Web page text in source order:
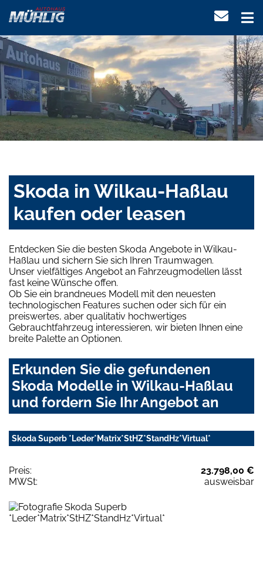
Skoda in Wilkau-Haßlau
kaufen oder leasen
Entdecken Sie die besten Skoda Angebote in Wilkau-
Haßlau und sichern Sie sich Ihren Traumwagen.
Unser vielfältiges Angebot an Fahrzeugmodellen lässt
fast keine Wünsche offen.
Ob Sie ein brandneues Modell mit den neuesten
technologischen Features suchen oder sich für ein
preiswertes, aber qualitativ hochwertiges
Gebrauchtfahrzeug interessieren, wir bieten Ihnen eine
breite Palette an Optionen.
Erkunden Sie die gefundenen
Skoda Modelle in Wilkau-Haßlau
und fordern Sie Ihr Angebot an
Skoda Superb *Leder*Matrix*StHZ*StandHz*Virtual*
Preis:
23.798,00 €
MWSt:
ausweisbar